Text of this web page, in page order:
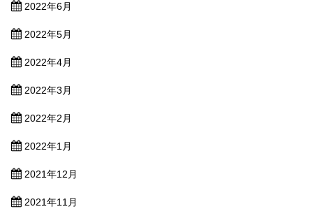
2022年6月
2022年5月
2022年4月
2022年3月
2022年2月
2022年1月
2021年12月
2021年11月